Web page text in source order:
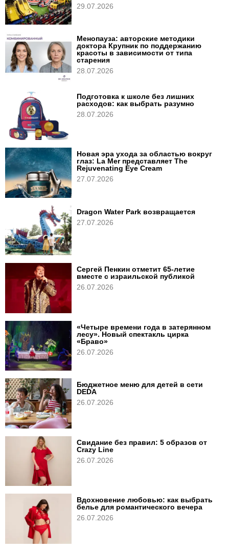
29.07.2026
Менопауза: авторские методики
доктора Крупник по поддержанию
красоты в зависимости от типа
старения
28.07.2026
Подготовка к школе без лишних
расходов: как выбрать разумно
28.07.2026
Новая эра ухода за областью вокруг
глаз: La Mer представляет The
Rejuvenating Eye Cream
27.07.2026
Dragon Water Park возвращается
27.07.2026
Сергей Пенкин отметит 65-летие
вместе с израильской публикой
26.07.2026
«Четыре времени года в затерянном
лесу». Новый спектакль цирка
«Браво»
26.07.2026
Бюджетное меню для детей в сети
DEDA
26.07.2026
Свидание без правил: 5 образов от
Crazy Line
26.07.2026
Вдохновение любовью: как выбрать
белье для романтического вечера
26.07.2026